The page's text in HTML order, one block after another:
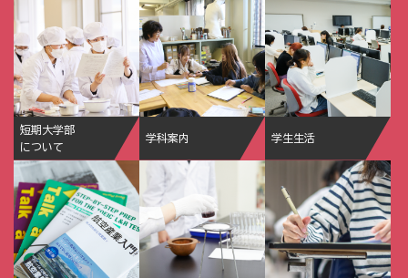
短期大学部
について
学科案内 学生生活